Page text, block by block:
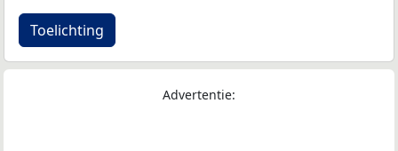
Toelichting
Advertentie: